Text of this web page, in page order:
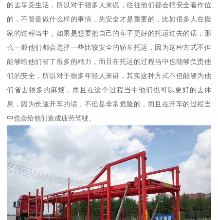
的去享受生活，所以对于很多人来说，往往他们都会把安全看作位
的，不管是做什么样的事情，先安全才是重要的，比如很多人在搬
家的过程当中，如果是想要把自己的车子更好的托运过去的话，那
么一般他们都会选择一些比较安全的轿车托运，因为这种方式不但
能够给他们省了很多的精力，而且在托运的过程当中也能够负责他
们的安全，所以对于很多年轻人来讲，其实这种方式不但能够为他
们省去很多的麻烦，而且在这个过程当中他们也可以更好的去休
息，因为长途开车的话，不但是非常危险的，而且在开车的过程当
中也会给他们造成疲劳驾驶。